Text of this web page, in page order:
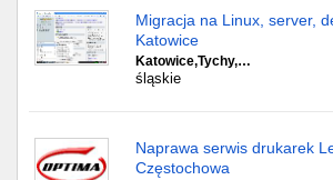
Migracja na Linux, server,
Katowice
Katowice,Tychy,…
śląskie
Naprawa serwis drukarek
Częstochowa